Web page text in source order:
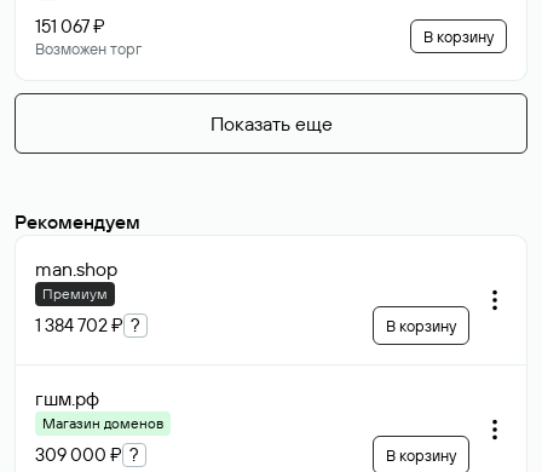
151 067 ₽
Возможен торг
В корзину
Показать еще
Рекомендуем
man.shop
Премиум
1 384 702 ₽ ? В корзину
гшм.рф
Магазин доменов
309 000 ₽ ? В корзину